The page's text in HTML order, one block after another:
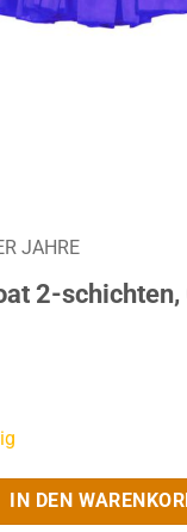
JAHRE
2-schichten,
IN DEN